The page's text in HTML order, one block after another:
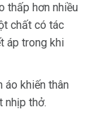
thấp hơn nhiều
chất có tác
áp trong khi
áo khiến thân
nhịp thở.